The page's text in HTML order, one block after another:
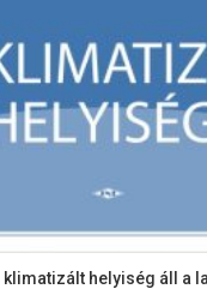
klimatizált helyiség áll a